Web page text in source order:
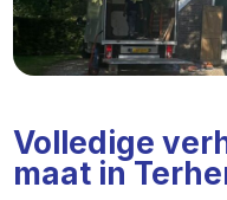
Volledige
maat in